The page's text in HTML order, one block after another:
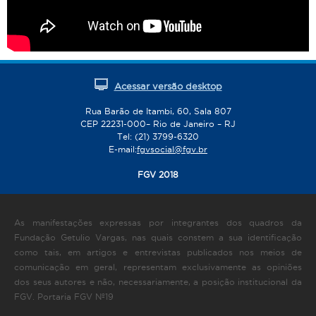
Acessar versão desktop
Rua Barão de Itambi, 60, Sala 807
CEP 22231-000– Rio de Janeiro – RJ
Tel: (21) 3799-6320
E-mail:fgvsocial@fgv.br
FGV 2018
As manifestações expressas por integrantes dos quadros da
Fundação Getulio Vargas, nas quais constem a sua identificação
como tais, em artigos e entrevistas publicados nos meios de
comunicação em geral, representam exclusivamente as opiniões
dos seus autores e não, necessariamente, a posição institucional da
FGV. Portaria FGV Nº19